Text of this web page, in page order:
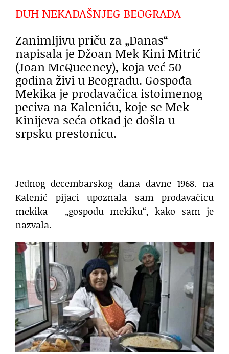
DUH NEKADAŠNJEG BEOGRADA
Zanimljivu priču za „Danas“
napisala je Džoan Mek Kini Mitrić
(Joan McQueeney), koja već 50
godina živi u Beogradu. Gospođa
Mekika je prodavačica istoimenog
peciva na Kaleniću, koje se Mek
Kinijeva seća otkad je došla u
srpsku prestonicu.
Jednog decembarskog dana davne 1968. na
Kalenić pijaci upoznala sam prodavačicu
mekika – „gospođu mekiku“, kako sam je
nazvala.